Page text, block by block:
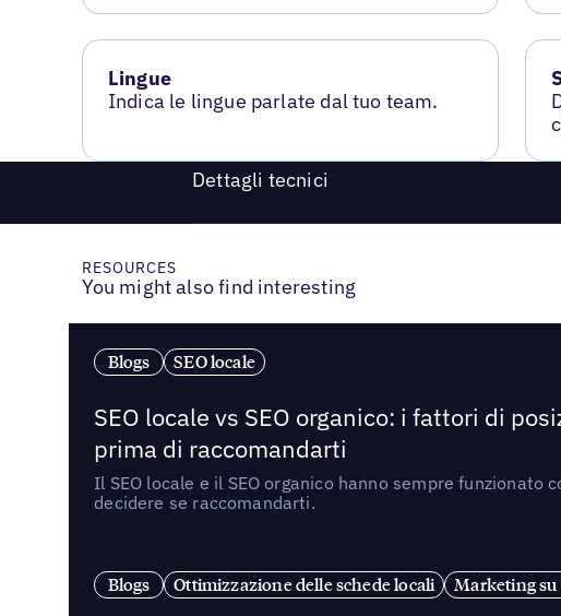
Lingue
Indica le lingue parlate dal tuo team.
Dettagli tecnici
RESOURCES
You might also find interesting
Blogs SEO locale
SEO locale vs SEO organico: i fattori di
prima di raccomandarti
Il SEO locale e il SEO organico hanno sempre
decidere se raccomandarti.
Blogs Ottimizzazione delle schede locali Marketing su